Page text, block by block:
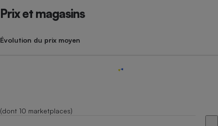
Prix et magasins
Évolution du prix moyen
(dont 10 marketplaces)